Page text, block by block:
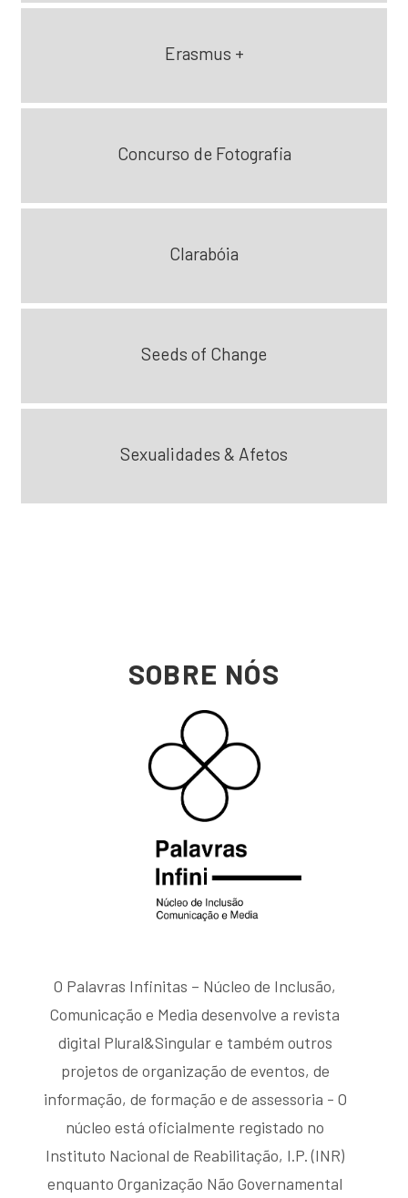
Erasmus +
Concurso de Fotografia
Clarabóia
Seeds of Change
Sexualidades & Afetos
SOBRE NÓS
O Palavras Infinitas – Núcleo de Inclusão,
Comunicação e Media desenvolve a revista
digital Plural&Singular e também outros
projetos de organização de eventos, de
informação, de formação e de assessoria - O
núcleo está oficialmente registado no
Instituto Nacional de Reabilitação, I.P. (INR)
enquanto Organização Não Governamental